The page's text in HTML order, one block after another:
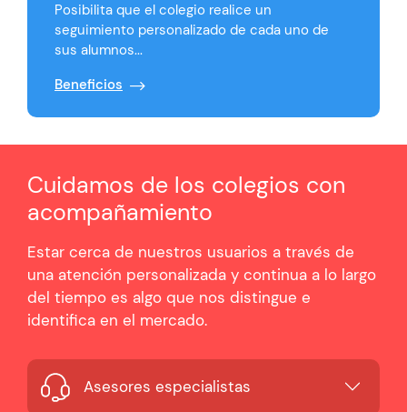
Posibilita que el colegio realice un
seguimiento personalizado de cada uno de
sus alumnos...
Beneficios
Cuidamos de los colegios con
acompañamiento
Estar cerca de nuestros usuarios a través de
una atención personalizada y continua a lo largo
del tiempo es algo que nos distingue e
identifica en el mercado.
Asesores especialistas